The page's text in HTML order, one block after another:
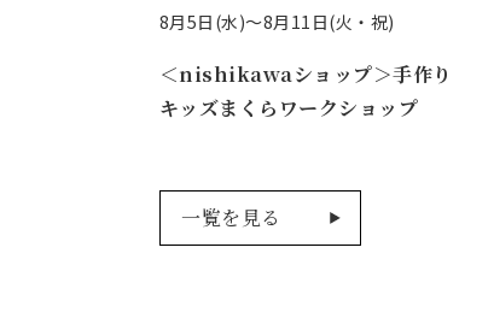
8月5日(水)〜8月11日(火・祝)
＜nishikawaショップ＞手作り
キッズまくらワークショップ
一覧を見る